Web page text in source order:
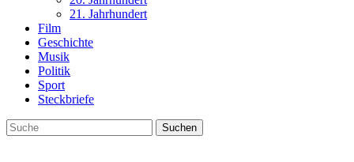
21. Jahrhundert
Film
Geschichte
Musik
Politik
Sport
Steckbriefe